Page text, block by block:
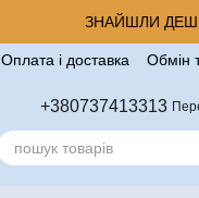
ЗНАЙШЛИ
Оплата і доставка
Обмін
+380737413313